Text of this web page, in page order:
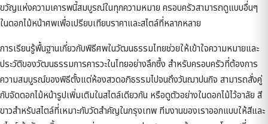
ขวัญแห่งความเคารพนี้สมบูรณ์ในทุกความหมาย ครอบครัวสามารถดูแบบอื่นๆ
ในดอกไม้หน้าศพเพื่อเปรียบเทียบราคาและสไตล์ที่หลากหลาย
การเรียนรู้พื้นฐานเกี่ยวกับพิธีศพในวัฒนธรรมไทยช่วยให้เข้าใจความหมายและ
ประวัติของวัฒนธรรมการคารวะในไทยอย่างลึกซึ้ง สำหรับครอบครัวที่ต้องการ
ความสมบูรณ์ของพิธีตั้งแต่ห้องสวดอภิธรรมไปจนถึงวันฌาปนกิจ สามารถสั่งคู่
กับจัดดอกไม้หน้ารูปเพิ่มเติมในสไตล์เดียวกัน หรือดูตัวอย่างในดอกไม้ไว้อาลัย สี
ขาวสำหรับสไตล์ที่เหมาะกับวัดสำคัญในกรุงเทพ ทีมงานของเราออกแบบให้สีและ